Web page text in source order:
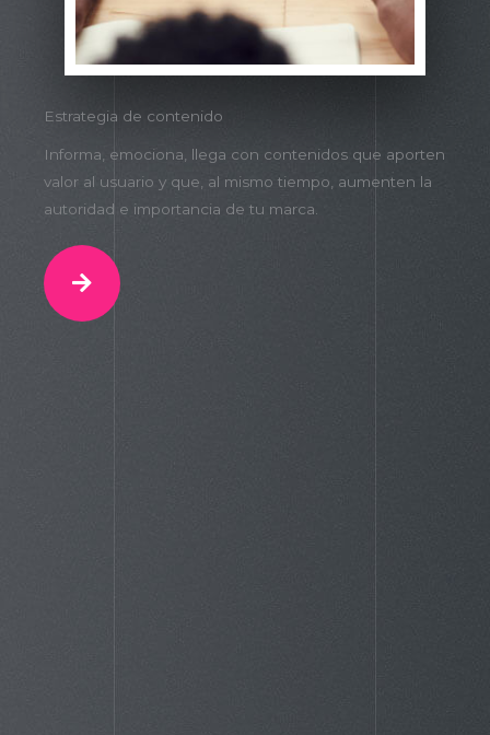
Estrategia de contenido
Informa, emociona, llega con contenidos que aporten
valor al usuario y que, al mismo tiempo, aumenten la
autoridad e importancia de tu marca.